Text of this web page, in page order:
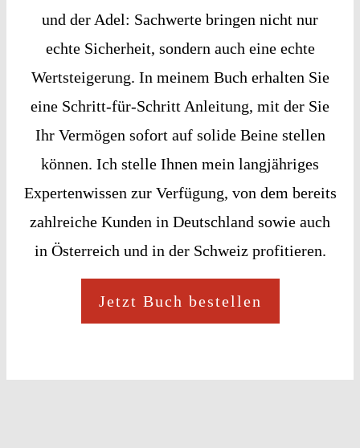
und der Adel: Sachwerte bringen nicht nur
echte Sicherheit, sondern auch eine echte
Wertsteigerung. In meinem Buch erhalten Sie
eine Schritt-für-Schritt Anleitung, mit der Sie
Ihr Vermögen sofort auf solide Beine stellen
können. Ich stelle Ihnen mein langjähriges
Expertenwissen zur Verfügung, von dem bereits
zahlreiche Kunden in Deutschland sowie auch
in Österreich und in der Schweiz profitieren.
Jetzt Buch bestellen